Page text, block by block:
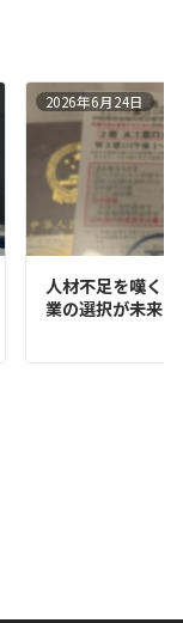
2026年6月24日
人材不足を嘆く
業の選択が未来